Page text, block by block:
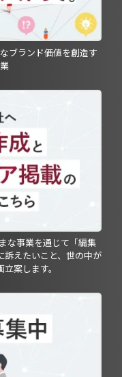
ブランド価値を創造す
な事業を通じて「編集
訴えたいこと、世の中が
案します。